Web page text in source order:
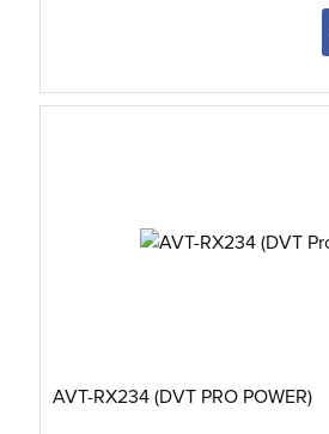
AVT-RX234 (DVT PRO POWER)